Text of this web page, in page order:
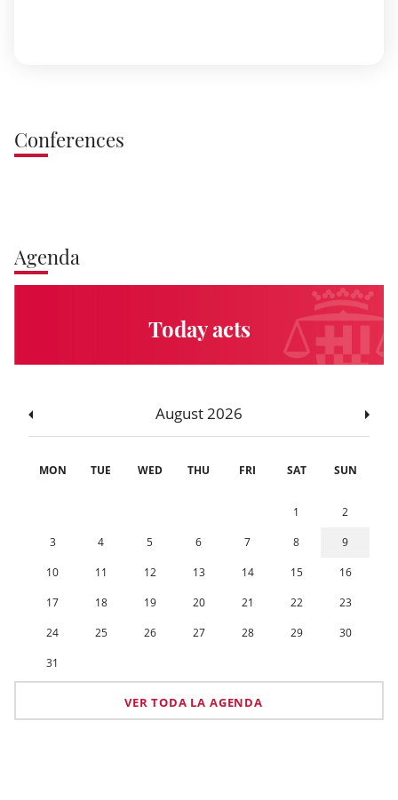
Conferences
Agenda
Today acts
August 2026
MON TUE WED THU FRI SAT SUN
1
2
3
4 5 6 7 8
9
10
11 12 13 14 15
16
17
18 19 20 21 22
23
24
25 26 27 28 29
30
31
VER TODA LA AGENDA